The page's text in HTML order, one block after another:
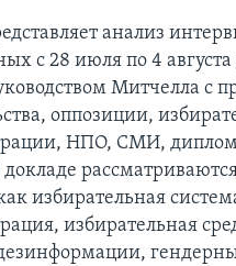
анализ
с 28 июля по 4
Митчелла с
оппозиции,
НПО, СМИ,
избирательная
избирательная